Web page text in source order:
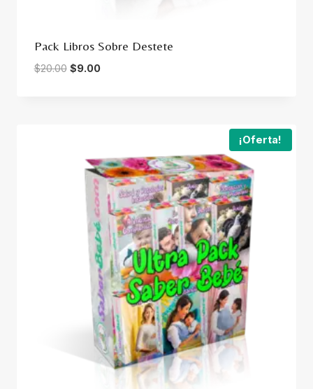
Pack Libros Sobre Destete
$20.00 Original
$9.00Current
¡Oferta!